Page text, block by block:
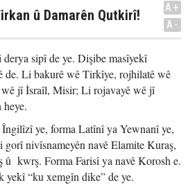
û Damarên Qutkirî!
A+
A-
sipî de ye. Dişibe masîyekî
de. Li bakurê wê Tirkîye, rojhilatê wê
jî İsraîl, Misir; Li rojavayê wê jî
ye, forma Latînî ya Yewnanî ye,
nivîsnameyên navê Elamite Kuraş,
û kwrş. Forma Farisî ya navê Korosh e.
yekî “ku xemgîn dike” de ye.